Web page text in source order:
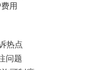
用
热点
问题